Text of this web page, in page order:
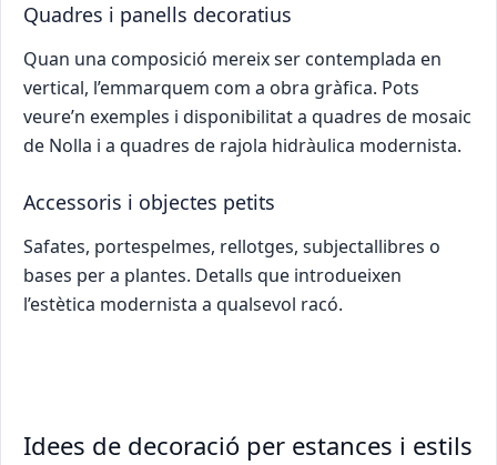
Quadres i panells decoratius
Quan una composició mereix ser contemplada en
vertical, l’emmarquem com a obra gràfica. Pots
veure’n exemples i disponibilitat a quadres de mosaic
de Nolla i a quadres de rajola hidràulica modernista.
Accessoris i objectes petits
Safates, portespelmes, rellotges, subjectallibres o
bases per a plantes. Detalls que introdueixen
l’estètica modernista a qualsevol racó.
Idees de decoració per estances i estils